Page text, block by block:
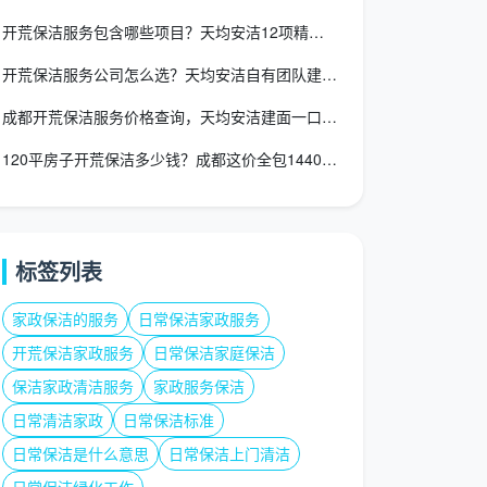
开荒保洁服务包含哪些项目？天均安洁12项精保洁完整清单与验收
开荒保洁服务公司怎么选？天均安洁自有团队建面一口价全包
成都开荒保洁服务价格查询，天均安洁建面一口价自己就能算清
120平房子开荒保洁多少钱？成都这价全包1440元，别再花冤
标签列表
家政保洁的服务
日常保洁家政服务
开荒保洁家政服务
日常保洁家庭保洁
保洁家政清洁服务
家政服务保洁
日常清洁家政
日常保洁标准
日常保洁是什么意思
日常保洁上门清洁